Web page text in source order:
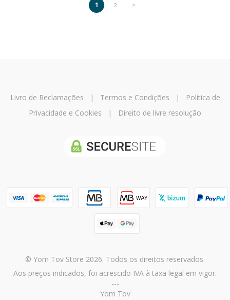
1 2 >
Livro de Reclamações | Termos e Condições |
Política de
Privacidade e Cookies | Direito de livre resolução
© Yom Tov Store 2026. Todos os direitos reservados.
Aos preços indicados, foi acrescido IVA à taxa legal em vigor.
---
Yom Tov